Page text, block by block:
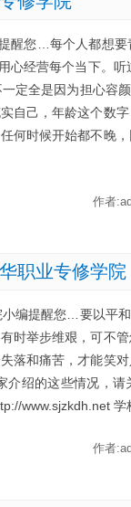
醒您…每个人都想
心经营每个当下。
定全是因为担心容
自己，年龄这个数
何时候开始都不晚
作者
职业专修学院
编提醒您…要以平
时举步维艰，可不
落和痛苦，才能笑
绍的这些情况，
www.sjzkdh.net 学
作者